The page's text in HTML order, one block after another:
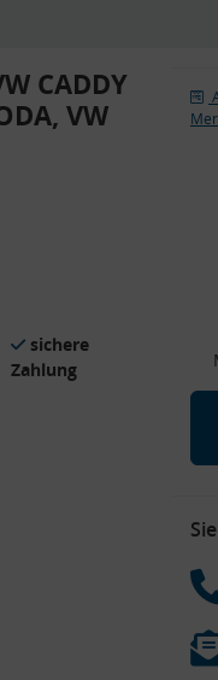
CADDY
VW
sichere
Zahlung